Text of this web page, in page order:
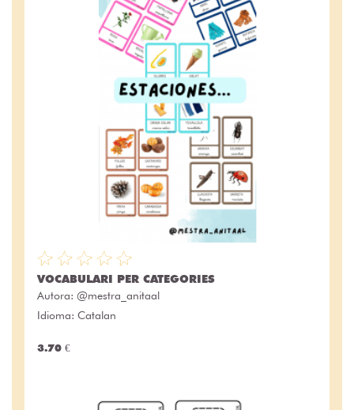
VOCABULARI PER CATEGORIES
Autora: @mestra_anitaal
Idioma: Catalan
3.70 €